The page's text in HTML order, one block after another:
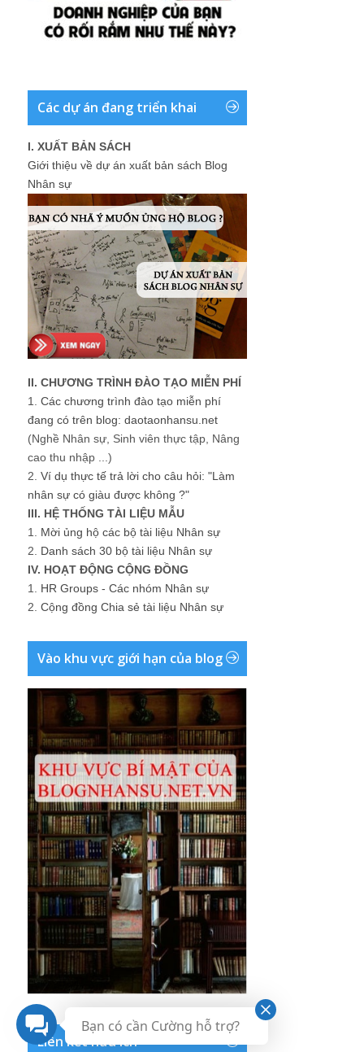
Các dự án đang triển khai
I. XUẤT BẢN SÁCH
Giới thiệu về dự án xuất bản sách Blog
Nhân sự
II. CHƯƠNG TRÌNH ĐÀO TẠO MIỄN PHÍ
1. Các chương trình đào tạo miễn phí
đang có trên blog: daotaonhansu.net
(Nghề Nhân sự, Sinh viên thực tập, Nâng
cao thu nhập ...)
2. Ví dụ thực tế trả lời cho câu hỏi: "Làm
nhân sự có giàu được không ?"
III. HỆ THỐNG TÀI LIỆU MẪU
1. Mời ủng hộ các bộ tài liệu Nhân sự
2. Danh sách 30 bộ tài liệu Nhân sự
IV. HOẠT ĐỘNG CỘNG ĐỒNG
1. HR Groups - Các nhóm Nhân sự
2. Cộng đồng Chia sẻ tài liệu Nhân sự
Vào khu vực giới hạn của blog
Liên kết hữu ích
Bạn có cần Cường hỗ trợ?